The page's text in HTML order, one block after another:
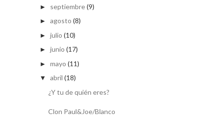
► septiembre(9)
► agosto (8)
► julio (10)
► junio (17)
► mayo (11)
▼ abril (18)
¿Y tu de quién eres?
Clon Paul&Joe/Blanco